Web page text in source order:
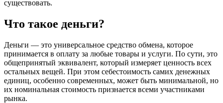
существовать.
Что такое деньги?
Деньги — это универсальное средство обмена, которое
принимается в оплату за любые товары и услуги. По сути, это
общепринятый эквивалент, который измеряет ценность всех
остальных вещей. При этом себестоимость самих денежных
единиц, особенно современных, может быть минимальной, но
их номинальная стоимость признается всеми участниками
рынка.